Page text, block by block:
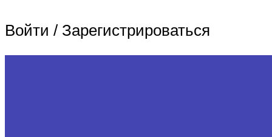
Войти / Зарегистрироваться